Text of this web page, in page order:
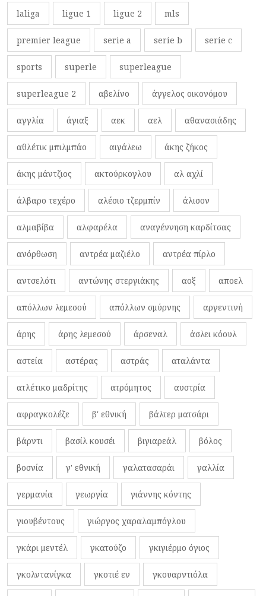
laliga ligue 1 ligue 2 mls
premier league serie a serie b serie c
sports superle superleague
superleague 2 αβελίνο άγγελος οικονόμου
αγγλία άγιαξ αεκ αελ αθανασιάδης
αθλέτικ μπιλμπάο αιγάλεω άκης ζήκος
άκης μάντζιος ακτούρκογλου αλ αχλί
άλβαρο τεχέρο αλέσιο τζερμπίν άλισον
αλμαβίβα αλφαρέλα αναγέννηση καρδίτσας
ανόρθωση αντρέα μαζιέλο αντρέα πίρλο
αντσελότι αντώνης στεργιάκης αοξ αποελ
απόλλων λεμεσού απόλλων σμύρνης αργεντινή
άρης άρης λεμεσού άρσεναλ άσλει κόουλ
αστεία αστέρας αστράς αταλάντα
ατλέτικο μαδρίτης ατρόμητος αυστρία
αφραγκολέζε β' εθνική βάλτερ ματσάρι
βάρντι βασίλ κουσέι βιγιαρεάλ βόλος
βοσνία γ' εθνική γαλατασαράι γαλλία
γερμανία γεωργία γιάννης κόντης
γιουβέντους γιώργος χαραλαμπόγλου
γκάρι μεντέλ γκατούζο γκιγιέρμο όγιος
γκολντανίγκα γκοτιέ εν γκουαρντιόλα